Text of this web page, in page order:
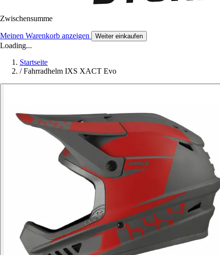
Zwischensumme
Meinen Warenkorb anzeigen Weiter einkaufen
Loading...
Startseite
/ Fahrradhelm IXS XACT Evo